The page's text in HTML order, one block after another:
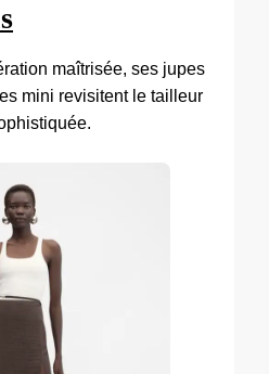
maîtrisée, ses jupes
mini revisitent le tailleur